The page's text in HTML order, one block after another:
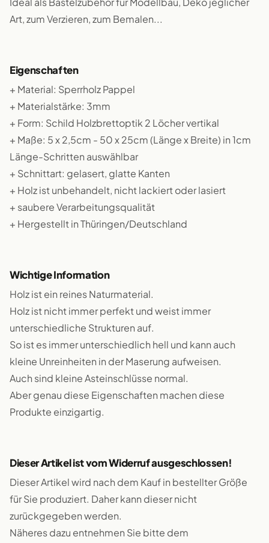
Art, zum Verzieren, zum Bemalen...
Eigenschaften
+ Material: Sperrholz Pappel
+ Materialstärke: 3mm
+ Form: Schild Holzbrettoptik 2 Löcher vertikal
+ Maße: 5 x 2,5cm - 50 x 25cm (Länge x Breite) in 1cm
Länge-Schritten auswählbar
+ Schnittart: gelasert, glatte Kanten
+ Holz ist unbehandelt, nicht lackiert oder lasiert
+ saubere Verarbeitungsqualität
+ Hergestellt in Thüringen/Deutschland
Wichtige Information
Holz ist ein reines Naturmaterial.
Holz ist nicht immer perfekt und weist immer
unterschiedliche Strukturen auf.
So ist es immer unterschiedlich hell und kann auch
kleine Unreinheiten in der Maserung aufweisen.
Auch sind kleine Asteinschlüsse normal.
Aber genau diese Eigenschaften machen diese
Produkte einzigartig.
Dieser Artikel ist vom Widerruf ausgeschlossen!
Dieser Artikel wird nach dem Kauf in bestellter Größe
für Sie produziert. Daher kann dieser nicht
zurückgegeben werden.
Näheres dazu entnehmen Sie bitte dem